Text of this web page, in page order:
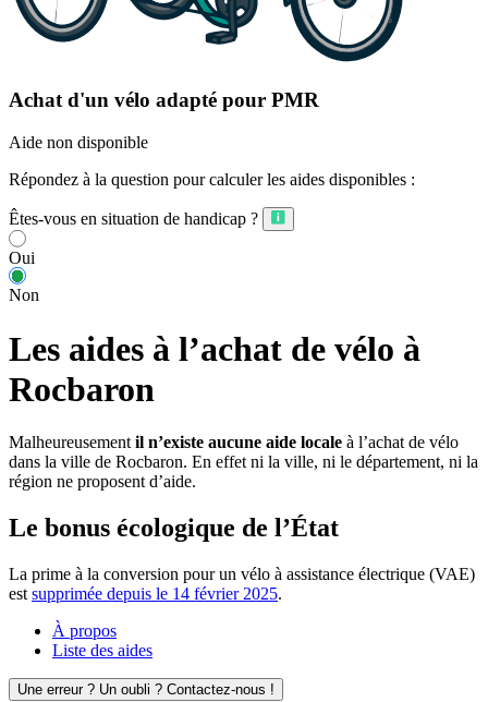
Achat d'un vélo adapté pour PMR
Aide non disponible
Répondez à la question pour calculer les aides disponibles :
Êtes-vous en situation de handicap ?
Oui
Non
Les aides à l’achat de vélo à
Rocbaron
Malheureusement il n’existe aucune aide locale à l’achat de vélo
dans la ville de Rocbaron. En effet ni la ville, ni le département, ni la
région ne proposent d’aide.
Le bonus écologique de l’État
La prime à la conversion pour un vélo à assistance électrique (VAE)
est supprimée depuis le 14 février 2025.
À propos
Liste des aides
Une erreur ? Un oubli ? Contactez-nous !